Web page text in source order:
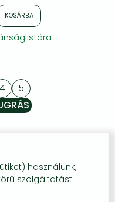
Bakes and
Treats for
Noon,
and Night
KOSÁRBA
4 5
használunk,
szolgáltatást